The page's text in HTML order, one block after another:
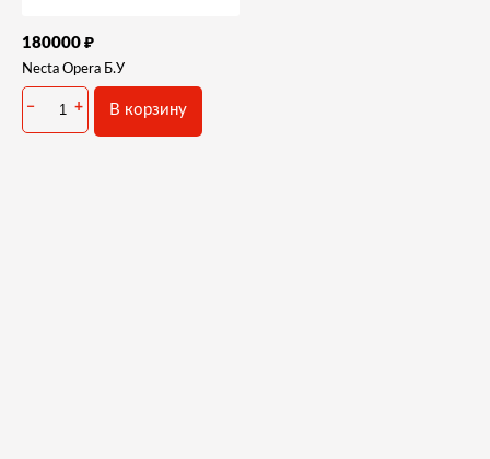
180000 ₽
Necta Opera Б.У
− + В корзину